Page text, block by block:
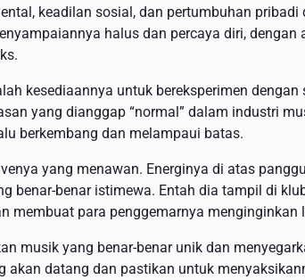
keadilan sosial, dan pertumbuhan pribadi
halus dan percaya diri, dengan
kesediaannya untuk bereksperimen dengan
yang dianggap “normal” dalam industri
berkembang dan melampaui batas.
yang menawan. Energinya di atas
benar-benar istimewa. Entah dia tampil di
membuat para penggemarnya menginginkan
musik yang benar-benar unik dan
datang dan pastikan untuk